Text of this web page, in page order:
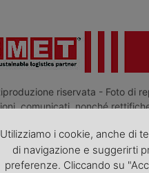
riservata - Foto di
comunicati, nonché
articolo nellapagina
Utilizziamo i cookie, anche di
di navigazione e suggerirti
preferenze. Cliccando su